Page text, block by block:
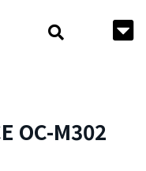
OC-M302